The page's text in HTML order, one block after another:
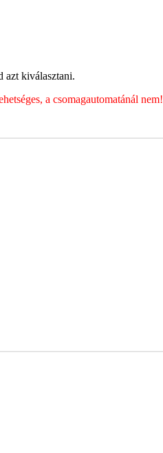
kiválasztani.
a csomagautomatánál nem!